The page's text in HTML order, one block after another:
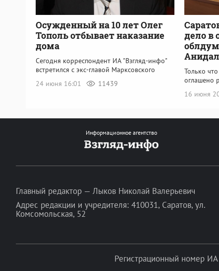
Осужденный на 10 лет Олег
Тополь отбывает наказание
дома
Сегодня корреспондент ИА "Взгляд-инфо"
встретился с экс-главой Марксовского
24 июня 16:01
11439
дело в
Только
оглашено
16 июня
Информационное агентство
Главный редактор — Лыков Николай Валерьевич
Адрес редакции и учредителя: 410031, Саратов, ул.
Комсомольская, 52
Регистрационный номер